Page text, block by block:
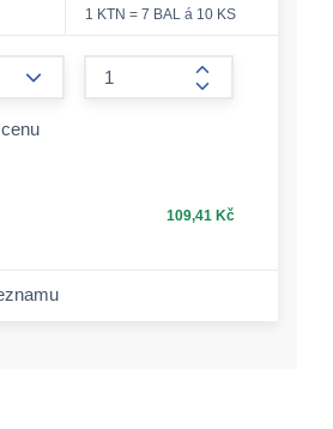
1 KTN = 7 BAL á 10 KS
form.increase-
109,41 Kč